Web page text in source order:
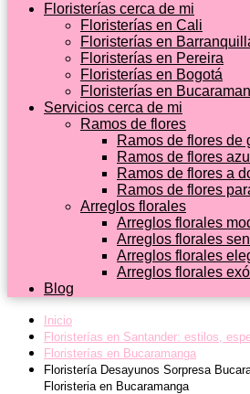
Floristerías cerca de mi
Floristerías en Cali
Floristerías en
Floristerías en Pereira
Floristerías en Bogotá
Floristerías en
Servicios cerca de mi
Ramos de flores
Ramos de flores de
Ramos de flores
Ramos de flores a
Ramos de flores
Arreglos florales
Arreglos florales
Arreglos florales
Arreglos florales
Arreglos florales
Blog
Inicio
Floristerías en Santander: estilos,
Floristerías en Bucaramanga
Floristería Desayunos Sorpresa
Floristeria en Bucaramanga